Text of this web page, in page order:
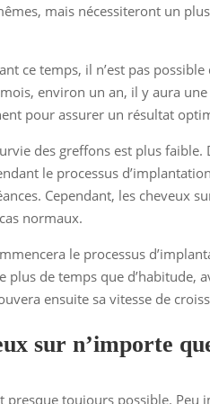
mais nécessiteront un
ce temps, il n’est pas
environ un an, il y aura
pour assurer un résultat
des greffons est plus faible.
le processus
Cependant, les cheveux
normaux.
le processus
de temps que d’habitude,
ensuite sa vitesse de
sur n’importe
toujours possible. Peu